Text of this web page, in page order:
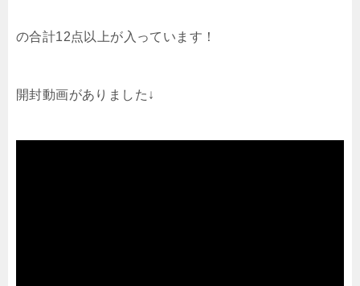
の合計12点以上が入っています！
開封動画がありました↓